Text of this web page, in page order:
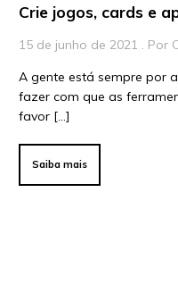
Crie jogos, cards e
15 de junho de 2021 . Por
A gente está sempre por
fazer com que as
favor […]
Saiba mais